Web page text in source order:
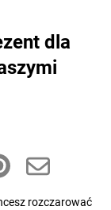
dla
rozczarować